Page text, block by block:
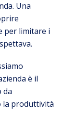
Una
per limitare i
è il
da
la produttività